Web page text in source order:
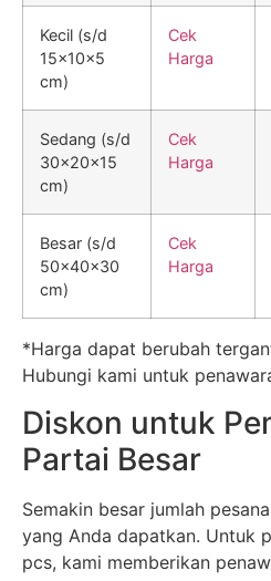
Kecil (s/d
15x10x5
cm)
Cek
Harga
Sedang (s/d
30x20x15
cm)
Cek
Harga
Besar (s/d
50x40x30
cm)
Cek
Harga
*Harga dapat berubah
Hubungi kami untuk
Diskon untuk
Partai Besar
Semakin besar jumlah
yang Anda dapatkan. Untuk
pcs, kami memberikan